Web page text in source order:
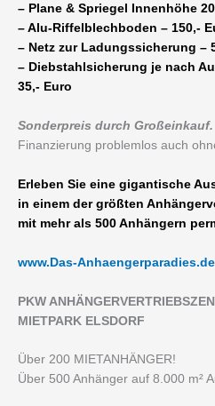
– Plane & Spriegel Innenhöhe
– Alu-Riffelblechboden – 150,-
– Netz zur Ladungssicherung –
– Diebstahlsicherung je nach
35,- Euro
Sonderpreis durch Großeinkauf.
Finanzierung problemlos auch
Erleben Sie eine gigantische
in einem der größten
mit mehr als 500 Anhängern
www.Das-Anhaengerparadies.de
PKW
MIETPARK ELSDORF
Über 200 MIETANHÄNGER!
Über 500 Anhänger auf 8.000 m²